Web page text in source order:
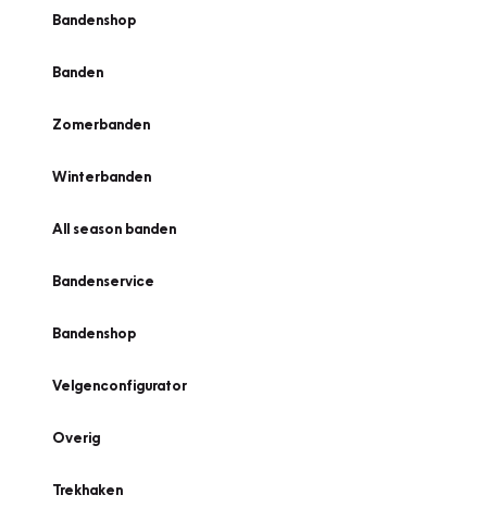
Bandenshop
Banden
Zomerbanden
Winterbanden
All season banden
Bandenservice
Bandenshop
Velgenconfigurator
Overig
Trekhaken